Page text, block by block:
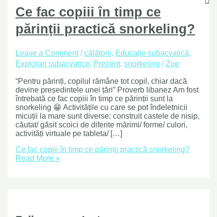
Ce fac copiii în timp ce
părinții practică snorkeling?
Leave a Comment /călătorii, Educație subacvatică,
Explorari subacvatice, Prezent, snorkeling /Zoe
“Pentru părinți, copilul rămâne tot copil, chiar dacă
devine președintele unei țări” Proverb libanez Am fost
întrebată ce fac copiii în timp ce părinții sunt la
snorkeling 😁 Activitățile cu care se pot îndeletnicii
micuții la mare sunt diverse: construit castele de nisip,
căutat/ găsit scoici de diferite mărimi/ forme/ culori,
activități virtuale pe tableta/ […]
Ce fac copiii în timp ce părinții practică snorkeling?
Read More »